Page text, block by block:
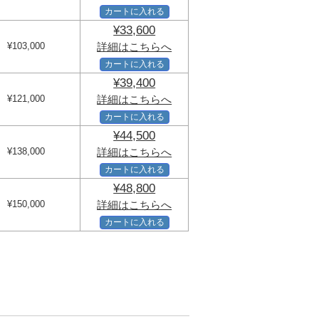
カートに入れる
¥103,000
¥33,600
詳細はこちらへ
カートに入れる
¥121,000
¥39,400
詳細はこちらへ
カートに入れる
¥138,000
¥44,500
詳細はこちらへ
カートに入れる
¥150,000
¥48,800
詳細はこちらへ
カートに入れる